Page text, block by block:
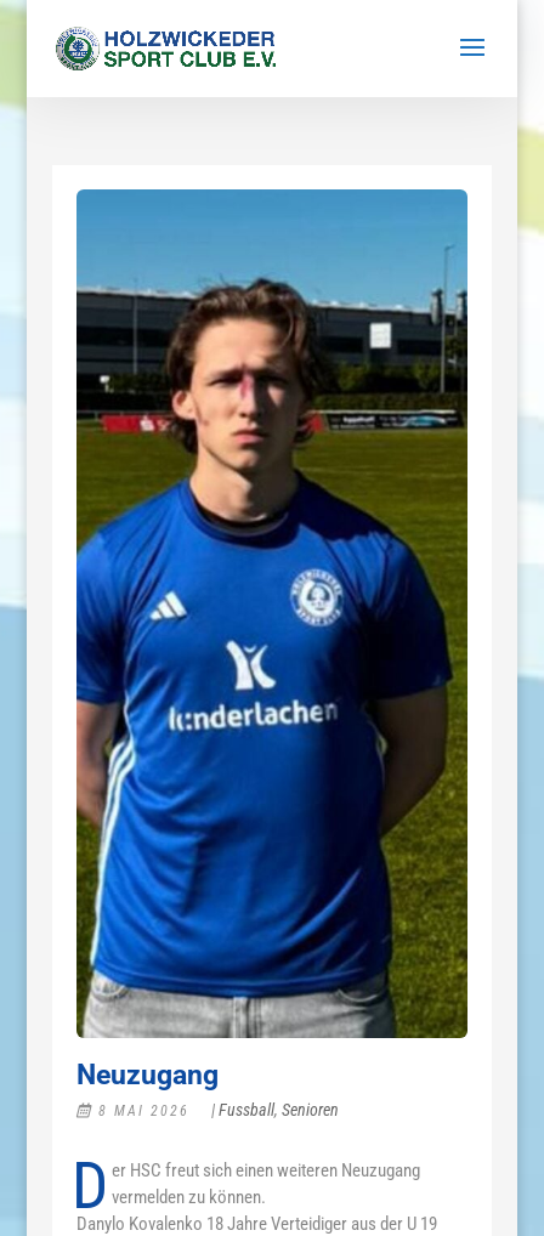
Neuzugang
8 MAI 2026 |Fussball, Senioren
D er HSC freut sich einen weiteren Neuzugang
vermelden zu können.
Danylo Kovalenko 18 Jahre Verteidiger aus der U 19